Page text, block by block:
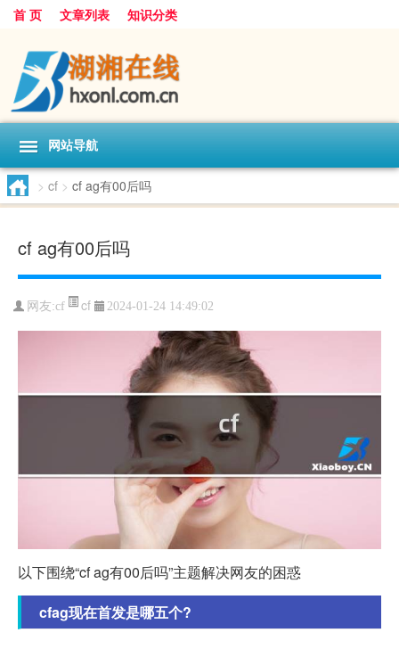
首 页 文章列表 知识分类
网站导航
> cf > cf ag有00后吗
cf ag有00后吗
网友:cf cf 2024-01-24 14:49:02
以下围绕“cf ag有00后吗”主题解决网友的困惑
cfag现在首发是哪五个?